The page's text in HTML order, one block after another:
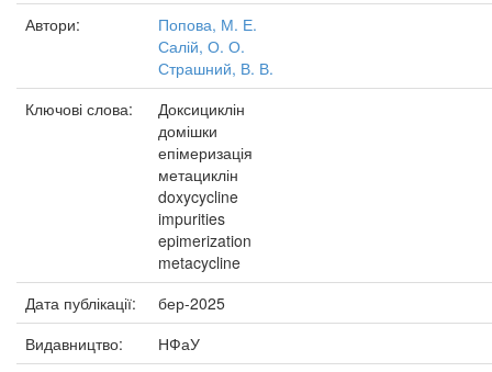
Автори:
Попова, М. Е.
Салій, О. О.
Страшний, В. В.
Ключові слова:
Доксициклін
домішки
епімеризація
метациклін
doxycycline
impurities
epimerization
metacycline
Дата публікації:
бер-2025
Видавництво:
НФаУ